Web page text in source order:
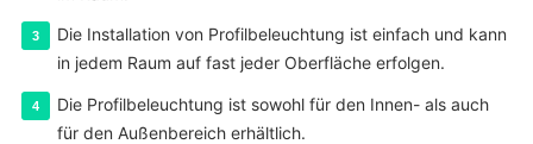
Die Installation von Profilbeleuchtung ist einfach und kann
in jedem Raum auf fast jeder Oberfläche erfolgen.
Die Profilbeleuchtung ist sowohl für den Innen- als auch
für den Außenbereich erhältlich.